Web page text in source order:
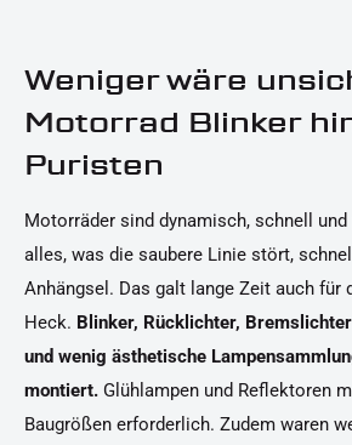
Weniger wäre
Motorrad Blinker
Puristen
Motorräder sind dynamisch, schnell und
alles, was die saubere Linie stört,
Anhängsel. Das galt lange Zeit auch für
Heck. Blinker, Rücklichter,
und wenig ästhetische
montiert. Glühlampen und Reflektoren
Baugrößen erforderlich. Zudem waren